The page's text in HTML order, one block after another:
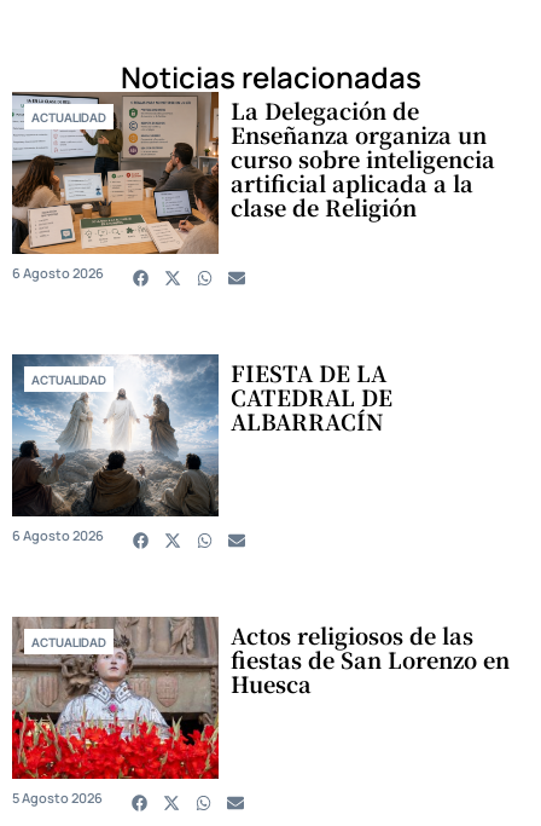
Noticias relacionadas
ACTUALIDAD La Delegación de
Enseñanza organiza un
curso sobre inteligencia
artificial aplicada a la
clase de Religión
6 Agosto 2026
ACTUALIDAD FIESTA DE LA
CATEDRAL DE
ALBARRACÍN
6 Agosto 2026
ACTUALIDAD Actos religiosos de las
fiestas de San Lorenzo en
Huesca
5 Agosto 2026